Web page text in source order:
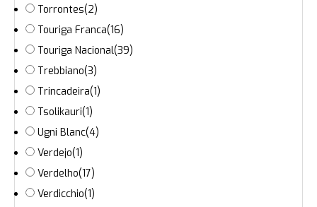
Torrontes(2)
Touriga Franca(16)
Touriga Nacional(39)
Trebbiano(3)
Trincadeira(1)
Tsolikauri(1)
Ugni Blanc(4)
Verdejo(1)
Verdelho(17)
Verdicchio(1)